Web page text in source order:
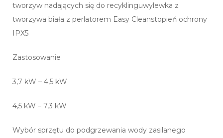
tworzyw nadających się do recyklinguwylewka z
tworzywa biała z perlatorem Easy Cleanstopień ochrony
IPX5
Zastosowanie
3,7 kW – 4,5 kW
4,5 kW – 7,3 kW
Wybór sprzętu do podgrzewania wody zasilanego